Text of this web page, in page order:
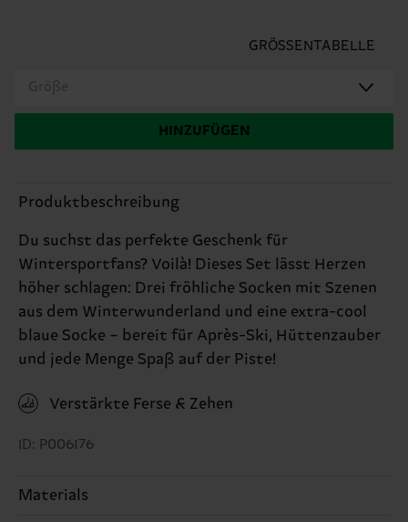
GRÖSSENTABELLE
Größe
HINZUFÜGEN
Produktbeschreibung
Du suchst das perfekte Geschenk für
Wintersportfans? Voilà! Dieses Set lässt Herzen
höher schlagen: Drei fröhliche Socken mit Szenen
aus dem Winterwunderland und eine extra-cool
blaue Socke – bereit für Après-Ski, Hüttenzauber
und jede Menge Spaß auf der Piste!
Verstärkte Ferse & Zehen
ID: P006176
Materials